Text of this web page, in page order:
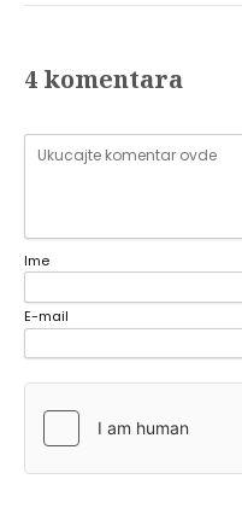
4 komentara
Ime
E-mail